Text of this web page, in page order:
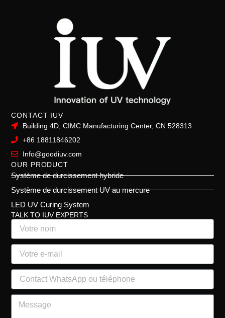
CONTACT IUV
Building 4D, CIMC Manufacturing Center, CN 528313
+86 18811846202
Info@goodiuv.com
OUR PRODUCT
Système de durcissement hybride
Système de durcissement UV au mercure
LED UV Curing System
TALK TO IUV EXPERTS